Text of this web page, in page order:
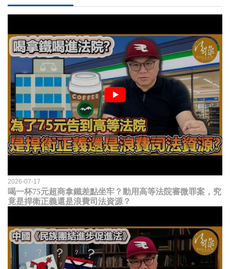
2026-07-17
喝一杯75元超商拿鐵差點坐牢？動用高等法院審微罪案，究
竟是捍衛正義還是浪費司法資源？